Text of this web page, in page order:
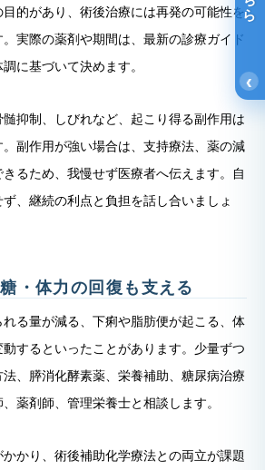
的があり、術後治療には再発の可能性を
実際の薬剤や期間は、最新の診療ガイド
に基づいて決めます。
抑制、しびれなど、起こり得る副作用は
副作用が強い場合は、支持療法、薬の減
るため、我慢せず医療者へ伝えます。自
、継続の利点と負担を話し合いましょ
・体力の回復も支える
る量が減る、下痢や脂肪便が起こる、体
するといったことがあります。少量ずつ
、膵消化酵素薬、栄養補助、糖尿病治療
薬剤師、管理栄養士と相談します。
かり、術後補助化学療法との両立が課題
‹